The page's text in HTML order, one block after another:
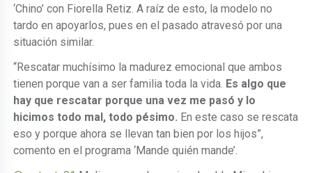
‘Chino’ con Fiorella Retiz. A raíz de esto, la modelo no
tardo en apoyarlos, pues en el pasado atravesó por una
situación similar.
“Rescatar muchísimo la madurez emocional que ambos
tienen porque van a ser familia toda la vida. Es algo que
hay que rescatar porque una vez me pasó y lo
hicimos todo mal, todo pésimo. En este caso se rescata
eso y porque ahora se llevan tan bien por los hijos”,
comento en el programa ‘Mande quién mande’.